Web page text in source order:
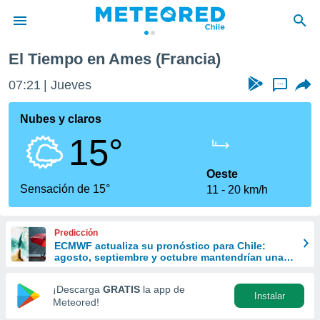
de
por
que se
calidad.
a este
las
y
forma
digital
basada
El Tiempo en Ames (Francia)
07:21 Jueves ...
Nubes y claros
15°
Sensación de 15°
Oeste
11
20 km/h
Predicción
ECMWF actualiza su pronóstico para Chile:
agosto, septiembre y octubre mantendrían una
¡Descarga GRATIS la app de
Meteored!
Instalar